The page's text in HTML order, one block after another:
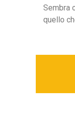
Sembra
quello